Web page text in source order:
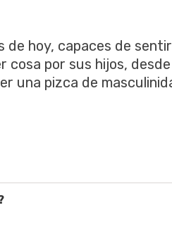
hoy, capaces de sentir
cosa por sus hijos, desde
una pizca de